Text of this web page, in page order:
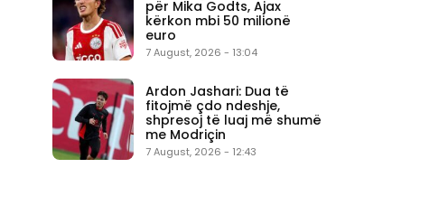
për Mika Godts, Ajax
kërkon mbi 50 milionë
euro
7 August, 2026 - 13:04
Ardon Jashari: Dua të
fitojmë çdo ndeshje,
shpresoj të luaj më shumë
me Modriçin
7 August, 2026 - 12:43